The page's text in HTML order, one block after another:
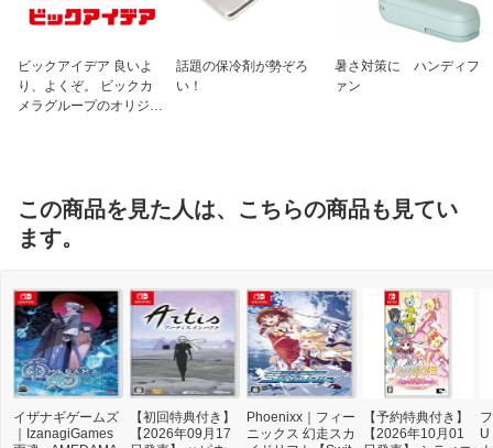
ビックアイデア 良いよ
り、よくぞ。 ビックカ
メラグループのオリジナ
話題の保冷剤が勢ぞろ
い！
暑さ対策に ハンディフ
ァン
この商品を見た人は、こちらの商品も見てい
ます。
イザナギゲームズ
｜IzanagiGames
【初回特典付き】
【2026年09月17
Phoenixx｜フィー
ニックス 幻走スカ
【予約特典付き】
【2026年10月01
U